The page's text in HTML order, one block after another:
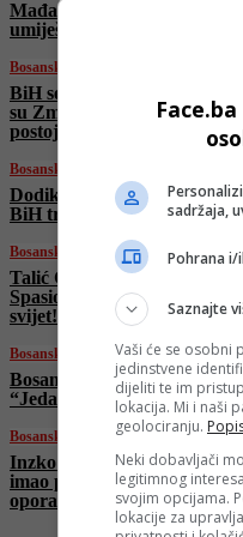
Mađarski komesar Várhelyi
umiješanost u špijunsku aferu
Bosanski vjestnik
BiH se smiješi nova šansa
su Zmajevi „prokockali“
postoji nada!
Bosanski vjestnik
Dodik nakon sastanka s
BiH treba podijeliti na dva
Bosanski vjestnik
Talić Gabriel kroz suze o
Spasio je mojoj kćerki život!
svijet!
Bosanski vjestnik
Bosanci i Hercegovci iz
“Jedan je Halid”, oprostili
Bosanski vjestnik
Inzko: Od Sarajeva do
imao pjesme za sve! Ilić:
oporavku…
sadržaja,
Pohrana i/
Saznajte
Vaši će se osobni
jedinstvene
dijeliti te im
lokacija. Mi i naši
geolociranju.
Neki dobavljači
legitimnog
svojim opcijama.
lokacije za